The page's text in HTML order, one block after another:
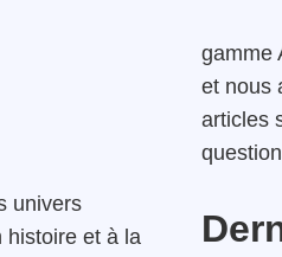
univers
histoire et à la
gamme
et nous
articles